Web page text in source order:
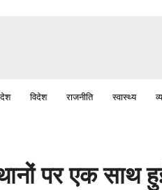
देश विदेश राजनीति स्वास्थ्य
पर एक साथ